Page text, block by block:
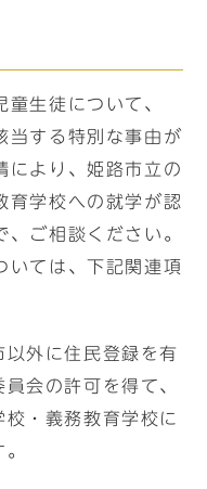
生徒について、
当する特別な事由が
により、姫路市立の
育学校への就学が認
ご相談ください。
いては、下記関連項
以外に住民登録を有
会の許可を得て、
・義務教育学校に